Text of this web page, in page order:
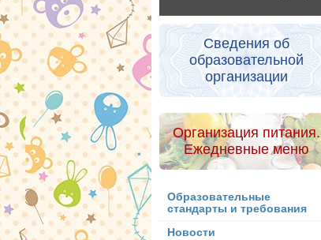
Сведения об
образовательной
организации
Организация питания.
Ежедневные меню
Образовательные
стандарты и требования
Новости